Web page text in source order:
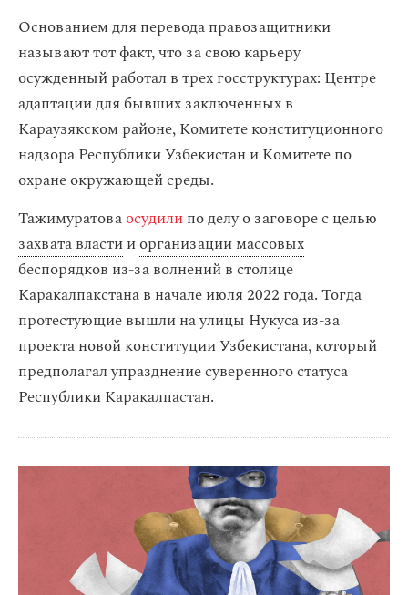
Основанием для перевода правозащитники
называют тот факт, что за свою карьеру
осужденный работал в трех госструктурах: Центре
адаптации для бывших заключенных в
Караузякском районе, Комитете конституционного
надзора Республики Узбекистан и Комитете по
охране окружающей среды.
Тажимуратоваосудилипо делу озаговоре с целью
захвата властииорганизации массовых
беспорядков из-за волнений в столице
Каракалпакстана в начале июля 2022 года. Тогда
протестующие вышли на улицы Нукуса из-за
проекта новой конституции Узбекистана, который
предполагал упразднение суверенного статуса
Республики Каракалпастан.